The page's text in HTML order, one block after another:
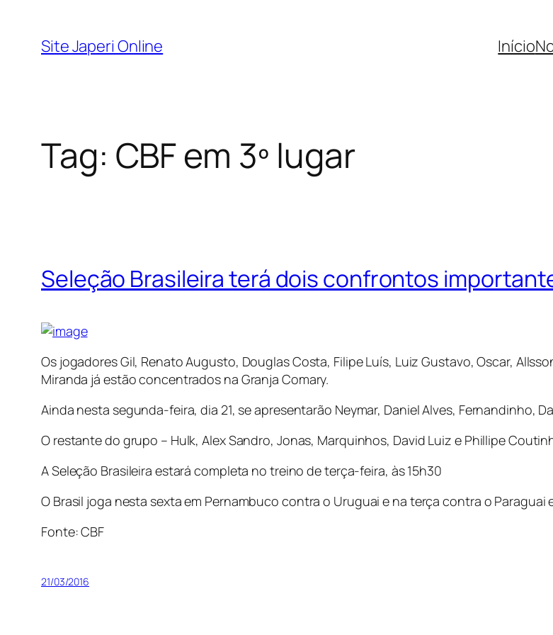
Site Japeri Online Início
Tag: CBF em 3º lugar
Seleção Brasileira terá dois confrontos
Os jogadores Gil, Renato Augusto, Douglas Costa, Filipe Luís, Luiz Gustavo, Oscar,
Miranda já estão concentrados na Granja Comary.
Ainda nesta segunda-feira, dia 21, se apresentarão Neymar, Daniel Alves, Fernandinho,
O restante do grupo – Hulk, Alex Sandro, Jonas, Marquinhos, David Luiz e Phillipe
A Seleção Brasileira estará completa no treino de terça-feira, às 15h30
O Brasil joga nesta sexta em Pernambuco contra o Uruguai e na terça contra o Paraguai
Fonte: CBF
21/03/2016